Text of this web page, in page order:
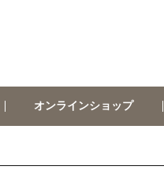
オンラインショップ